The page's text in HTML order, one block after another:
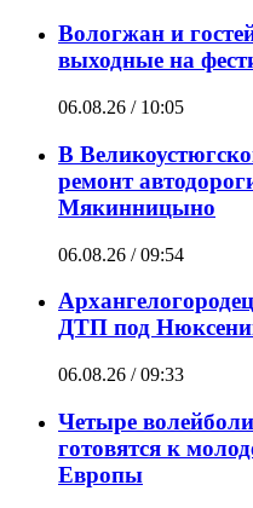
Вологжан и
выходные на
06.08.26 / 10:05
В
ремонт
Мякинницыно
06.08.26 / 09:54
ДТП под
06.08.26 / 09:33
Четыре
готовятся к
Европы